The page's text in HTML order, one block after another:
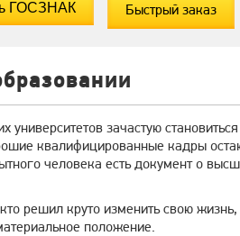
Быстрый заказ
зачастую
квалифицированные кадры
человека есть документ о
решил круто изменить свою
положение.